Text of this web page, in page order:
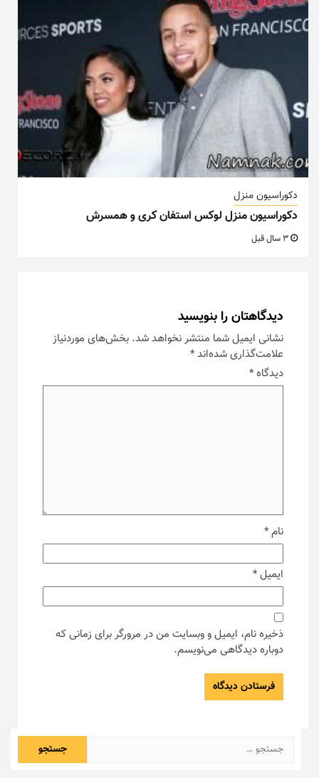
دکوراسیون منزل
دکوراسیون منزل لوکس استفان کری و همسرش
دیدگاهتان را بنویسید
نشانی ایمیل شما منتشر نخواهد شد. بخش‌های موردنیاز
علامت‌گذاری شده‌اند*
دیدگاه*
نام*
ایمیل*
ذخیره نام، ایمیل و وبسایت من در مرورگر برای زمانی که
دوباره دیدگاهی می‌نویسم.
جستجو
برای: